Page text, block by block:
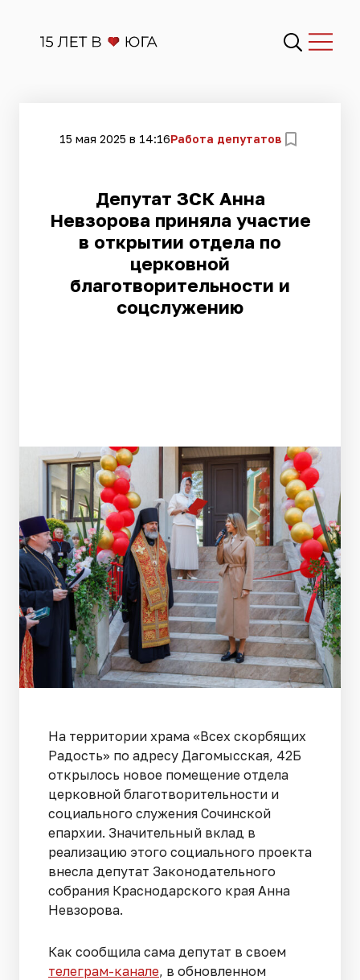
15 мая 2025 в 14:16Работа депутатов
Депутат ЗСК Анна
Невзорова приняла участие
в открытии отдела по
церковной
благотворительности и
соцслужению
На территории храма «Всех скорбящих
Радость» по адресу Дагомысская, 42Б
открылось новое помещение отдела
церковной благотворительности и
социального служения Сочинской
епархии. Значительный вклад в
реализацию этого социального проекта
внесла депутат Законодательного
собрания Краснодарского края Анна
Невзорова.
Как сообщила сама депутат в своем
телеграм-канале, в обновленном